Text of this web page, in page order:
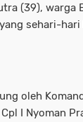
(39), warga
sehari-
oleh
I Nyoman